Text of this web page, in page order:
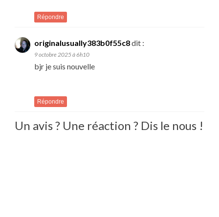
Répondre
originalusually383b0f55c8dit :
9 octobre 2025 à 6h10
bjr je suis nouvelle
Répondre
Un avis ? Une réaction ? Dis le nous !